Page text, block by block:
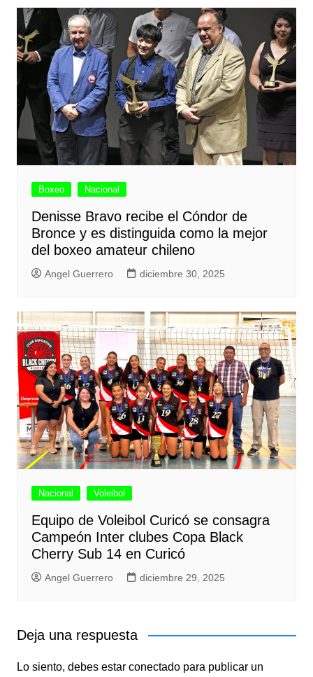
Boxeo Nacional
Denisse Bravo recibe el Cóndor de
Bronce y es distinguida como la mejor
del boxeo amateur chileno
Angel Guerrero diciembre 30, 2025
Nacional Voleibol
Equipo de Voleibol Curicó se consagra
Campeón Inter clubes Copa Black
Cherry Sub 14 en Curicó
Angel Guerrero diciembre 29, 2025
Deja una respuesta
Lo siento, debes estar conectadopara publicar un